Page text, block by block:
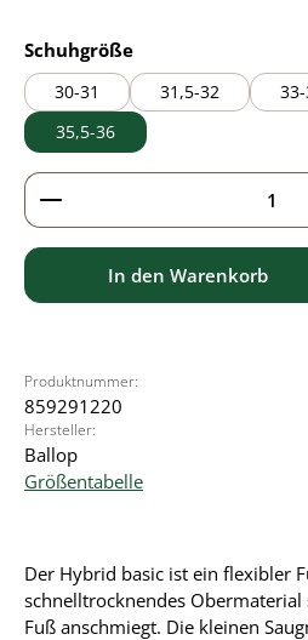
Schuhgrößeauswählen
30-31 31,5-32
35,5-36
Produkt Anzahl: Gib den
In den Warenkorb
Produktnummer:
859291220
Hersteller:
Ballop
Größentabelle
Der Hybrid basic ist ein flexibler
schnelltrocknendes Obermaterial
Fuß anschmiegt. Die kleinen